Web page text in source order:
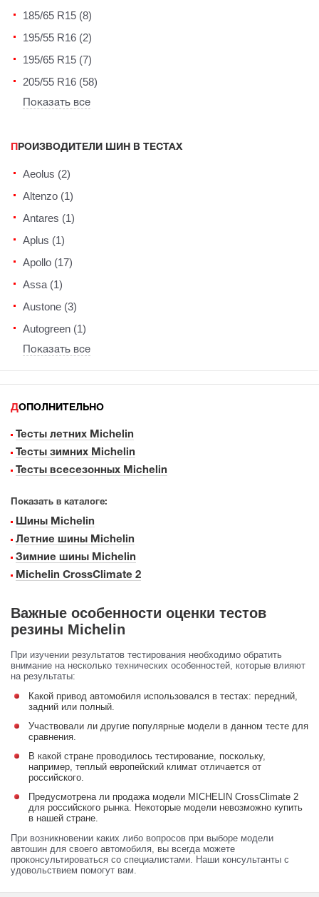
185/65 R15 (8)
195/55 R16 (2)
195/65 R15 (7)
205/55 R16 (58)
Показать все
ПРОИЗВОДИТЕЛИ ШИН В ТЕСТАХ
Aeolus (2)
Altenzo (1)
Antares (1)
Aplus (1)
Apollo (17)
Assa (1)
Austone (3)
Autogreen (1)
Показать все
ДОПОЛНИТЕЛЬНО
Тесты летних Michelin
Тесты зимних Michelin
Тесты всесезонных Michelin
Показать в каталоге:
Шины Michelin
Летние шины Michelin
Зимние шины Michelin
Michelin CrossClimate 2
Важные особенности оценки тестов
резины Michelin
При изучении результатов тестирования необходимо обратить
внимание на несколько технических особенностей, которые влияют
на результаты:
Какой привод автомобиля использовался в тестах: передний,
задний или полный.
Участвовали ли другие популярные модели в данном тесте для
сравнения.
В какой стране проводилось тестирование, поскольку,
например, теплый европейский климат отличается от
российского.
Предусмотрена ли продажа модели MICHELIN CrossClimate 2
для российского рынка. Некоторые модели невозможно купить
в нашей стране.
При возникновении каких либо вопросов при выборе модели
автошин для своего автомобиля, вы всегда можете
проконсультироваться со специалистами. Наши консультанты с
удовольствием помогут вам.